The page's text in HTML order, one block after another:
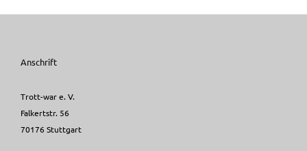
Anschrift
Trott-war e. V.
Falkertstr. 56
70176 Stuttgart